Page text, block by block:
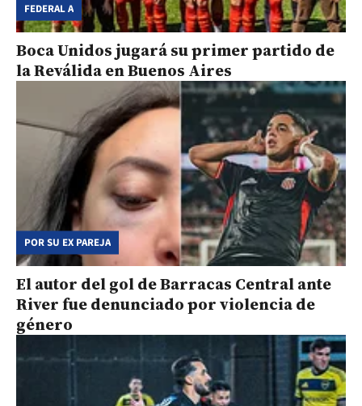
FEDERAL A
Boca Unidos jugará su primer partido de
la Reválida en Buenos Aires
POR SU EX PAREJA
El autor del gol de Barracas Central ante
River fue denunciado por violencia de
género